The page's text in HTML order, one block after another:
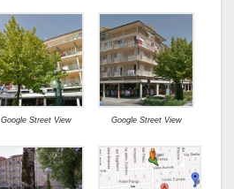
Google Street View Google Street View